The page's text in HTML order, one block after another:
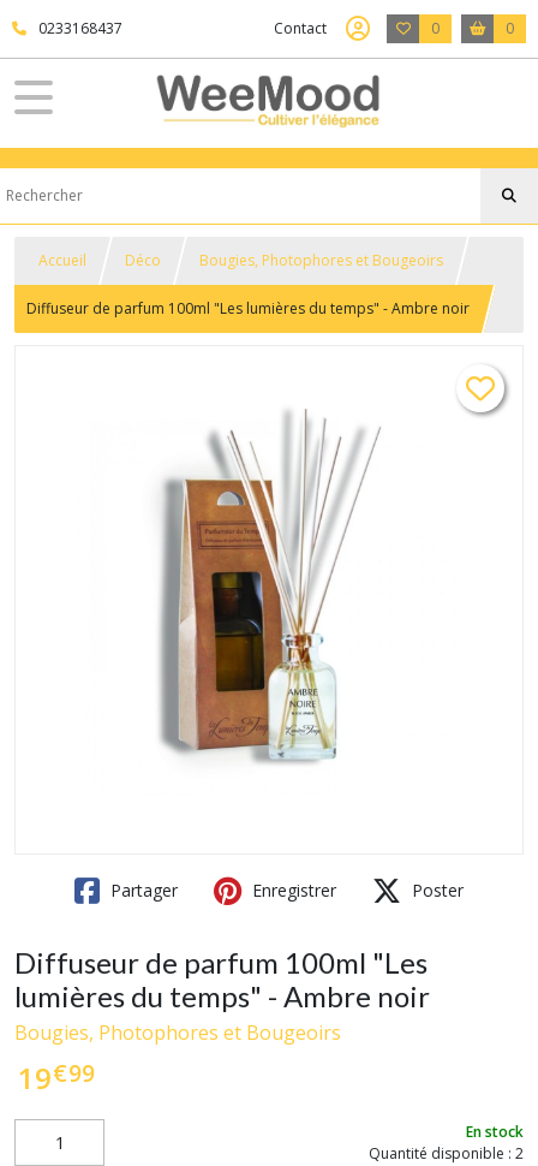
0233168437 Contact 0 0
Accueil Déco Bougies, Photophores et Bougeoirs
Diffuseur de parfum 100ml "Les lumières du temps" - Ambre noir
Partager Enregistrer Poster
Diffuseur de parfum 100ml "Les
lumières du temps" - Ambre noir
Bougies, Photophores et Bougeoirs
19€99
En stock
Quantité disponible : 2